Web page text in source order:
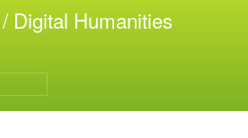
メ
イ
コ
テ
Digital Humanities